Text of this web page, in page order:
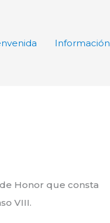
Información
Honor que consta
VIII.